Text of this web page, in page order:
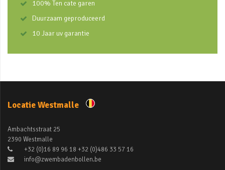
100% Ten cate garen
Duurzaam geproduceerd
10 Jaar uv garantie
Locatie Westmalle
Ambachtsstraat 25
2390 Westmalle
+32 (0)16 89 96 18 +32 (0)486 33 57 16
info@zwembadenbollen.be